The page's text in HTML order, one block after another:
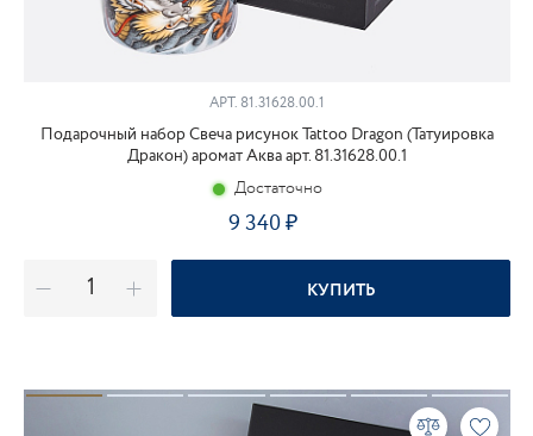
АРТ. 81.31628.00.1
Подарочный набор Свеча рисунок Tattoo Dragon (Татуировка
Дракон) аромат Аква арт. 81.31628.00.1
Достаточно
9 340
КУПИТЬ